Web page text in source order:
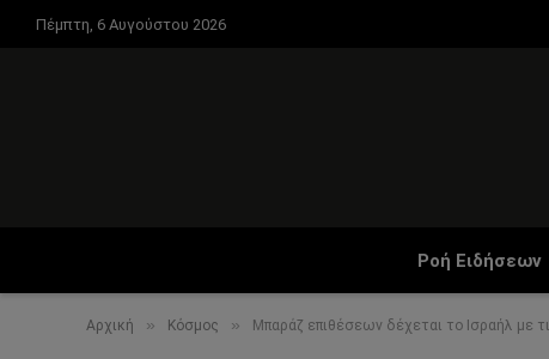
Πέμπτη, 6 Αυγούστου 2026
Ροή Ειδήσεων
Αρχική » Κόσμος » Μπαράζ επιθέσεων δέχεται το Ισραήλ με